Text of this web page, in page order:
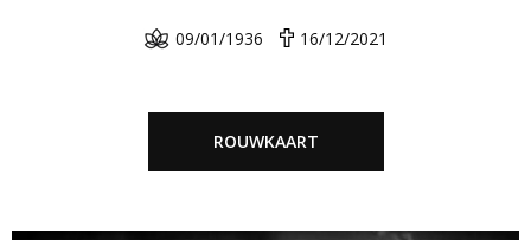
09/01/1936 16/12/2021
ROUWKAART